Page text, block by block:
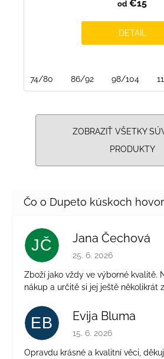
od €15
DETAIL
74/80 86/92 98/104
ZOBRAZIŤ VŠETKY
PRODUKTY
JČ Jana Čechová
Hodnotenie obchodu je
25. 6. 2026
Zboží jako vždy ve výborné kvalitě.
nákup a určitě si jej ještě několikrát
EB Evija Bluma
Hodnotenie obchodu je
15. 6. 2026
Opravdu krásné a kvalitní věci,